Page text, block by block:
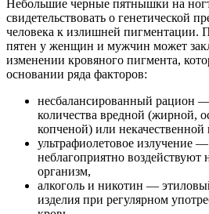
Небольшие черные пятнышки на
свидетельствовать о генетической
человека к излишней пигментации.
пятен у женщин и мужчин может
изменении кровяного пигмента,
основании ряда факторов:
несбалансированный рацион
количества вредной (жирной,
копченой) или
ультрафиолетовое излучение
неблагоприятно воздействуют
организм,
алкоголь и никотин —
изделия при регулярном